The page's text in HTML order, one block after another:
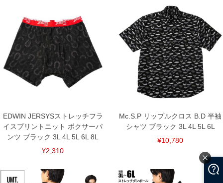
EDWIN JERSYSストレッチフラ
イスプリントニット ボクサーパ
ンツ ブラック 3L 4L 5L 6L 8L
¥2,310
Mc.S.P リップルクロス B.D 半袖
シャツ ブラック 3L 4L 5L 6L
¥10,780